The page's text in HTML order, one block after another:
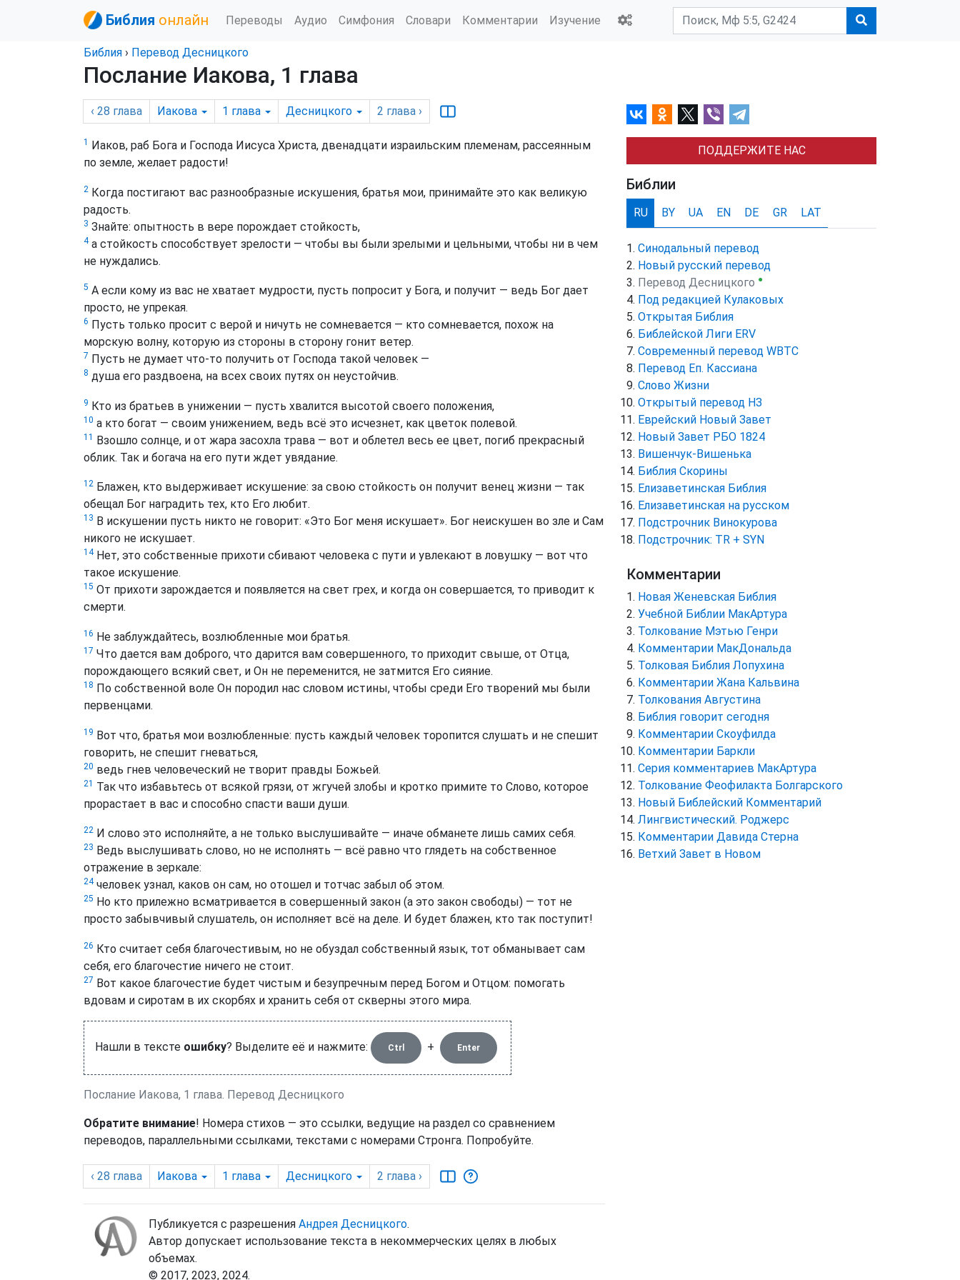
Библия онлайн Переводы Аудио Симфония Словари Комментарии Изучение
Библия › Перевод Десницкого
Послание Иакова, 1 глава
‹ 28 глава Иакова 1 глава Десницкого 2 глава ›
1 Иаков, раб Бога и Господа Иисуса Христа, двенадцати израильским племенам, рассеянным
по земле, желает радости!
2 Когда постигают вас разнообразные искушения, братья мои, принимайте это как великую
радость.
3 Знайте: опытность в вере порождает стойкость,
4а стойкость способствует зрелости — чтобы вы были зрелыми и цельными, чтобы ни в чем
не нуждались.
5 А если кому из вас не хватает мудрости, пусть попросит у Бога, и получит — ведь Бог дает
просто, не упрекая.
6 Пусть только просит с верой и ничуть не сомневается — кто сомневается, похож на
морскую волну, которую из стороны в сторону гонит ветер.
7 Пусть не думает что-то получить от Господа такой человек —
8 душа его раздвоена, на всех своих путях он неустойчив.
9 Кто из братьев в унижении — пусть хвалится высотой своего положения,
10 а кто богат — своим унижением, ведь всё это исчезнет, как цветок полевой.
11 Взошло солнце, и от жара засохла трава — вот и облетел весь ее цвет, погиб прекрасный
облик. Так и богача на его пути ждет увядание.
12 Блажен, кто выдерживает искушение: за свою стойкость он получит венец жизни — так
обещал Бог наградить тех, кто Его любит.
13 В искушении пусть никто не говорит: «Это Бог меня искушает». Бог неискушен во зле и Сам
никого не искушает.
14Нет, это собственные прихоти сбивают человека с пути и увлекают в ловушку — вот что
такое искушение.
15 От прихоти зарождается и появляется на свет грех, и когда он совершается, то приводит к
смерти.
16 Не заблуждайтесь, возлюбленные мои братья.
17 Что дается вам доброго, что дарится вам совершенного, то приходит свыше, от Отца,
порождающего всякий свет, и Он не переменится, не затмится Его сияние.
18 По собственной воле Он породил нас словом истины, чтобы среди Его творений мы были
первенцами.
19 Вот что, братья мои возлюбленные: пусть каждый человек торопится слушать и не спешит
говорить, не спешит гневаться,
20 ведь гнев человеческий не творит правды Божьей.
21 Так что избавьтесь от всякой грязи, от жгучей злобы и кротко примите то Слово, которое
прорастает в вас и способно спасти ваши души.
22 И слово это исполняйте, а не только выслушивайте — иначе обманете лишь самих себя.
23 Ведь выслушивать слово, но не исполнять — всё равно что глядеть на собственное
отражение в зеркале:
24человек узнал, каков он сам, но отошел и тотчас забыл об этом.
25 Но кто прилежно всматривается в совершенный закон (а это закон свободы) — тот не
просто забывчивый слушатель, он исполняет всё на деле. И будет блажен, кто так поступит!
26 Кто считает себя благочестивым, но не обуздал собственный язык, тот обманывает сам
себя, его благочестие ничего не стоит.
27 Вот какое благочестие будет чистым и безупречным перед Богом и Отцом: помогать
вдовам и сиротам в их скорбях и хранить себя от скверны этого мира.
Нашли в тексте ошибку? Выделите её и нажмите: Ctrl + Enter
Послание Иакова, 1 глава. Перевод Десницкого
Обратите внимание! Номера стихов — это ссылки, ведущие на раздел со сравнением
переводов, параллельными ссылками, текстами с номерами Стронга. Попробуйте.
‹ 28 глава Иакова 1 глава Десницкого 2 глава ›
Публикуется с разрешения Андрея Десницкого.
Автор допускает использование текста в некоммерческих целях в любых
объемах.
© 2017, 2023, 2024.
ПОДДЕРЖИТЕ НАС
Библии
RU BY UA EN DE GR LAT
Синодальный перевод
Новый русский перевод
Перевод Десницкого ●
Под редакцией Кулаковых
Открытая Библия
Библейской Лиги ERV
Cовременный перевод WBTC
Перевод Еп. Кассиана
Слово Жизни
Открытый перевод НЗ
Еврейский Новый Завет
Новый Завет РБО 1824
Вишенчук-Вишенька
Библия Скорины
Елизаветинская Библия
Елизаветинская на русском
Подстрочник Винокурова
Подстрочник: TR + SYN
Комментарии
Новая Женевская Библия
Учебной Библии МакАртура
Толкование Мэтью Генри
Комментарии МакДональда
Толковая Библия Лопухина
Комментарии Жана Кальвина
Толкования Августина
Библия говорит сегодня
Комментарии Скоуфилда
Комментарии Баркли
Серия комментариев МакАртура
Толкование Феофилакта Болгарского
Новый Библейский Комментарий
Лингвистический. Роджерс
Комментарии Давида Стерна
Ветхий Завет в Новом